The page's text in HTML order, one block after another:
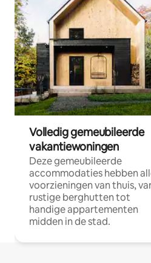
Volledig gemeubileerde
vakantiewoningen
Deze gemeubileerde
accommodaties hebben
voorzieningen van thuis,
rustige berghutten tot
handige appartementen
midden in de stad.